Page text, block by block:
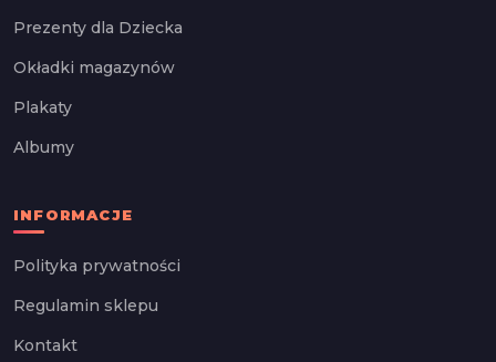
Prezenty dla Dziecka
Okładki magazynów
Plakaty
Albumy
INFORMACJE
Polityka prywatności
Regulamin sklepu
Kontakt